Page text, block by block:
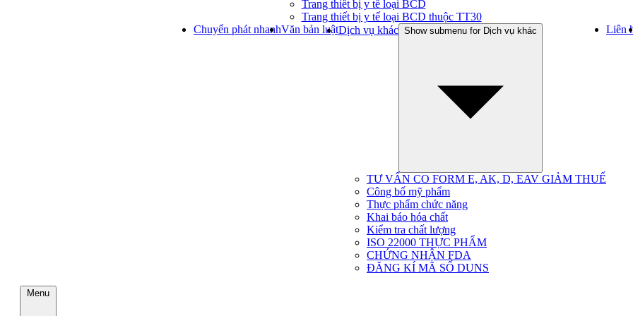
Trang thiết bị y tế loại BCD
Trang thiết bị y tế loại BCD thuộc TT30
Chuyển phát nhanhVăn bản luậtDịch vụ khác Show submenu for Dịch vụ khác
TƯ VẤN CO FORM E, AK, D, EAV GIẢM THUẾ
Công bố mỹ phẩm
Thực phẩm chức năng
Khai báo hóa chất
Kiểm tra chất lượng
ISO 22000 THỰC PHẨM
CHỨNG NHẬN FDA
ĐĂNG KÍ MÃ SỐ DUNS
Liên
Menu